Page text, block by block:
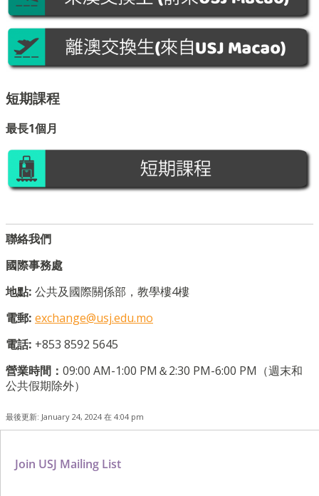
短期課程
最長1個月
聯絡我們
國際事務處
地點: 公共及國際關係部，教學樓4樓
電郵: exchange@usj.edu.mo
電話: +853 8592 5645
營業時間： 09:00 AM-1:00 PM＆2:30 PM-6:00 PM（週末和
公共假期除外）
最後更新: January 24, 2024 在 4:04 pm
Join USJ Mailing List